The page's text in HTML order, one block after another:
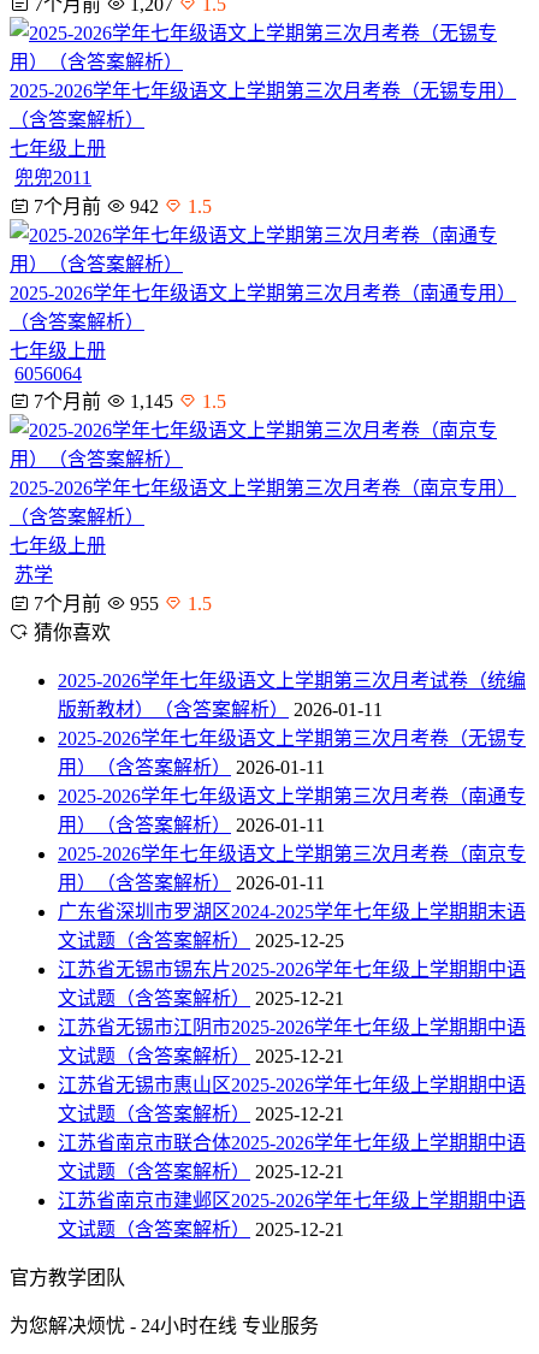
7个月前
1,207 1.5
2025-2026学年七年级语文上学期第三次月考卷（无锡专用）
（含答案解析）
七年级上册
兜兜2011
7个月前
942 1.5
2025-2026学年七年级语文上学期第三次月考卷（南通专用）
（含答案解析）
七年级上册
6056064
7个月前
1,145 1.5
2025-2026学年七年级语文上学期第三次月考卷（南京专用）
（含答案解析）
七年级上册
苏学
7个月前
955
1.5
猜你喜欢
2025-2026学年七年级语文上学期第三次月考试卷（统编
版新教材）（含答案解析）
2026-01-11
2025-2026学年七年级语文上学期第三次月考卷（无锡专
用）（含答案解析）
2026-01-11
2025-2026学年七年级语文上学期第三次月考卷（南通专
用）（含答案解析）
2026-01-11
2025-2026学年七年级语文上学期第三次月考卷（南京专
用）（含答案解析）
2026-01-11
广东省深圳市罗湖区2024-2025学年七年级上学期期末语
文试题（含答案解析）
2025-12-25
江苏省无锡市锡东片2025-2026学年七年级上学期期中语
文试题（含答案解析）
2025-12-21
江苏省无锡市江阴市2025-2026学年七年级上学期期中语
文试题（含答案解析）
2025-12-21
江苏省无锡市惠山区2025-2026学年七年级上学期期中语
文试题（含答案解析）
2025-12-21
江苏省南京市联合体2025-2026学年七年级上学期期中语
文试题（含答案解析）
2025-12-21
江苏省南京市建邺区2025-2026学年七年级上学期期中语
文试题（含答案解析）
2025-12-21
官方教学团队
为您解决烦忧 - 24小时在线 专业服务